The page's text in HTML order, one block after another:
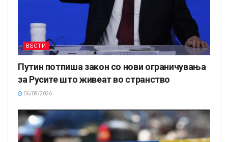
ВЕСТИ
Путин потпиша закон со нови ограничувања
за Русите што живеат во странство
06/08/2026